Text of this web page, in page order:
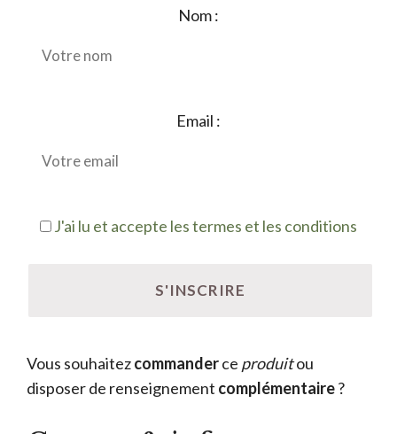
Nom :
Email :
J'ai lu et accepte les termes et les conditions
Vous souhaitezcommanderce produitou
disposer de renseignement complémentaire?